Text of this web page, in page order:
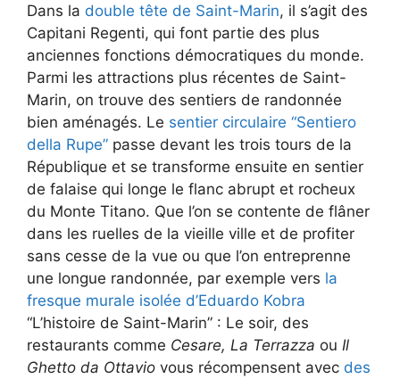
Dans la double tête de Saint-Marin, il s’agit des
Capitani Regenti, qui font partie des plus
anciennes fonctions démocratiques du monde.
Parmi les attractions plus récentes de Saint-
Marin, on trouve des sentiers de randonnée
bien aménagés. Le sentier circulaire “Sentiero
della Rupe” passe devant les trois tours de la
République et se transforme ensuite en sentier
de falaise qui longe le flanc abrupt et rocheux
du Monte Titano. Que l’on se contente de flâner
dans les ruelles de la vieille ville et de profiter
sans cesse de la vue ou que l’on entreprenne
une longue randonnée, par exemple vers la
fresque murale isolée d’Eduardo Kobra
“L’histoire de Saint-Marin” : Le soir, des
restaurants comme Cesare, La Terrazza ou Il
Ghetto da Ottavio vous récompensent avec des